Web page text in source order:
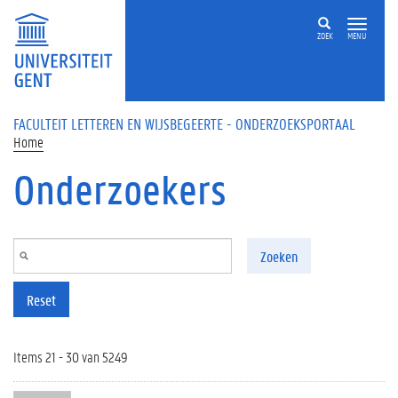
Overslaan en naar de inhoud gaan
ZOEK MENU
FACULTEIT LETTEREN EN WIJSBEGEERTE - ONDERZOEKSPORTAAL
Home
Onderzoekers
Zoeken
Reset
Items 21 - 30 van 5249